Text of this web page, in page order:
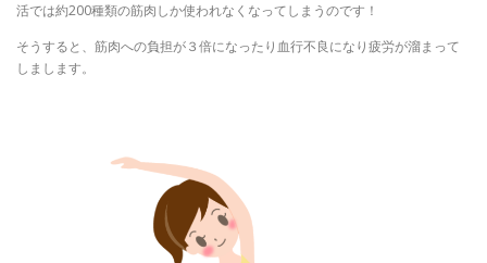
活では約200種類の筋肉しか使われなくなってしまうのです！
そうすると、筋肉への負担が３倍になったり血行不良になり疲労が溜まって
しまします。